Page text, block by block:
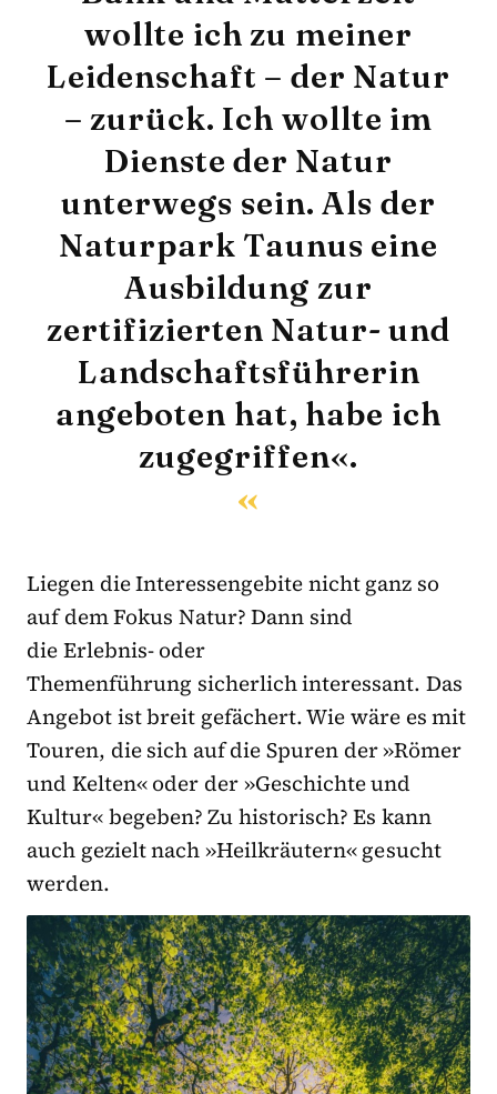
wollte ich zu meiner
Leidenschaft – der Natur
– zurück. Ich wollte im
Dienste der Natur
unterwegs sein. Als der
Naturpark Taunus eine
Ausbildung zur
zertifizierten Natur- und
Landschaftsführerin
angeboten hat, habe ich
zugegriffen«.
Liegen die Interessengebite nicht ganz so
auf dem Fokus Natur? Dann sind
dieErlebnis- oder
Themenführung sicherlich interessant. Das
Angebot ist breit gefächert. Wie wäre es mit
Touren, die sich auf die Spuren der»Römer
und Kelten« oder der»Geschichte und
Kultur«begeben? Zu historisch? Es kann
auch gezielt nach»Heilkräutern«gesucht
werden.